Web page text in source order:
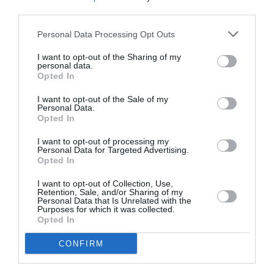
Personal Data Processing Opt Outs
I want to opt-out of the Sharing of my
personal data.
Opted In
I want to opt-out of the Sale of my
Personal Data.
Opted In
I want to opt-out of processing my
Personal Data for Targeted Advertising.
Opted In
I want to opt-out of Collection, Use,
Retention, Sale, and/or Sharing of my
Personal Data that Is Unrelated with the
Purposes for which it was collected.
Opted In
CONFIRM
Με τις «λεπίδες» έφτιαξε το όνομα του και
έφτασε να αγωνιστεί στην Premier League (83
συμμετοχές στο κορυφαίο πρωτάθλημα του
κόσμου), με τα δημοσιεύματα στην προ
Σάουθγκεϊτ και οι συνεργάτες του τον είχαν στη
λίστα με τους παίκτες που θα μπορούσαν να
κληθούν στην Εθνική Αγγλίας.
απόφαση να αγωνιστεί για την Ελλάδα. Ήταν
παντρεμένος και πατέρας ενός ανήλικου
παιδιούμε την οικογένειά του να μένει μόνιμα
στην Αγγλία.